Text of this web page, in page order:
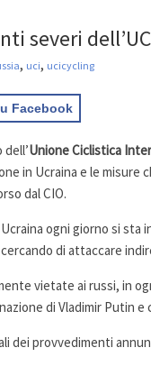
severi
, uci, ucicycling
Facebook
Unione Ciclistica
in Ucraina e le misure
dal CIO.
ogni giorno si sta
di attaccare
vietate ai russi, in
di Vladimir Putin
dei provvedimenti